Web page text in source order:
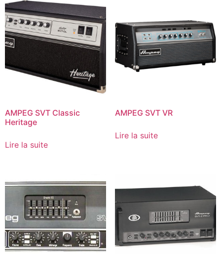
AMPEG SVT Classic
Heritage
Lire la suite
AMPEG SVT VR
Lire la suite